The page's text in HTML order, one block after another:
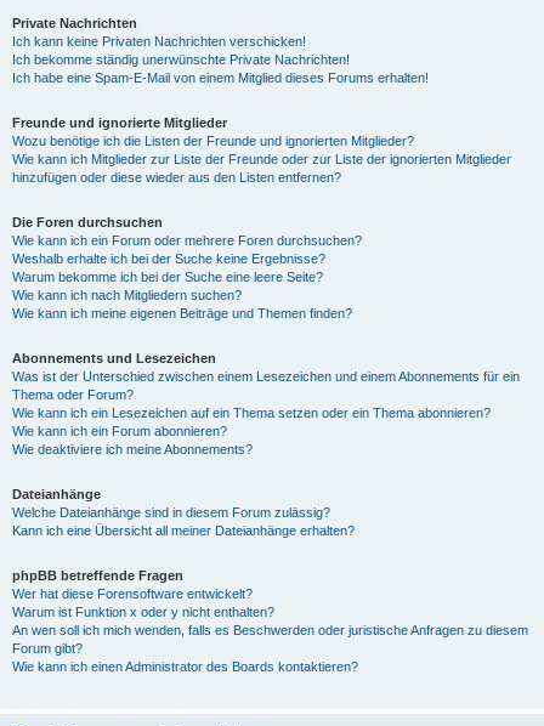
Private Nachrichten
Ich kann keine Privaten Nachrichten verschicken!
Ich bekomme ständig unerwünschte Private Nachrichten!
Ich habe eine Spam-E-Mail von einem Mitglied dieses Forums erhalten!
Freunde und ignorierte Mitglieder
Wozu benötige ich die Listen der Freunde und ignorierten Mitglieder?
Wie kann ich Mitglieder zur Liste der Freunde oder zur Liste der ignorierten Mitglieder
hinzufügen oder diese wieder aus den Listen entfernen?
Die Foren durchsuchen
Wie kann ich ein Forum oder mehrere Foren durchsuchen?
Weshalb erhalte ich bei der Suche keine Ergebnisse?
Warum bekomme ich bei der Suche eine leere Seite?
Wie kann ich nach Mitgliedern suchen?
Wie kann ich meine eigenen Beiträge und Themen finden?
Abonnements und Lesezeichen
Was ist der Unterschied zwischen einem Lesezeichen und einem Abonnements für ein
Thema oder Forum?
Wie kann ich ein Lesezeichen auf ein Thema setzen oder ein Thema abonnieren?
Wie kann ich ein Forum abonnieren?
Wie deaktiviere ich meine Abonnements?
Dateianhänge
Welche Dateianhänge sind in diesem Forum zulässig?
Kann ich eine Übersicht all meiner Dateianhänge erhalten?
phpBB betreffende Fragen
Wer hat diese Forensoftware entwickelt?
Warum ist Funktion x oder y nicht enthalten?
An wen soll ich mich wenden, falls es Beschwerden oder juristische Anfragen zu diesem
Forum gibt?
Wie kann ich einen Administrator des Boards kontaktieren?